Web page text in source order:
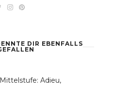
DIR EBENFALLS
Adieu,